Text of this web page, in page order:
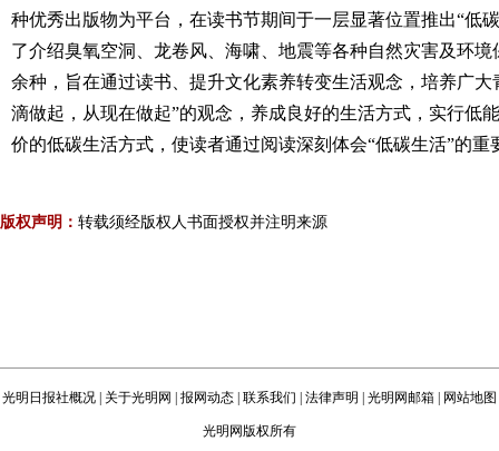
种优秀出版物为平台，在读书节期间于一层显著位置推出“低
了介绍臭氧空洞、龙卷风、海啸、地震等各种自然灾害及环
余种，旨在通过读书、提升文化素养转变生活观念，培养广
滴做起，从现在做起”的观念，养成良好的生活方式，实行低
价的低碳生活方式，使读者通过阅读深刻体会“低碳生活”的重
版权声明： 转载须经版权人书面授权并注明来源
光明日报社概况 关于光明网 报网动态 联系我们 法律声明 光明网邮箱 网站地图
光明网版权所有